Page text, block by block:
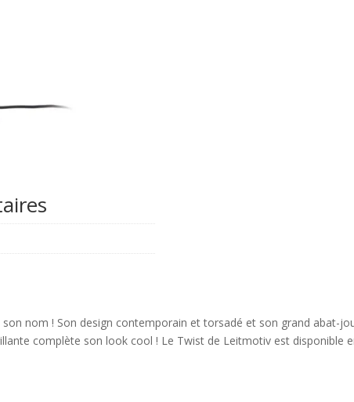
nom ! Son design contemporain et torsadé et son grand abat-
complète son look cool ! Le Twist de Leitmotiv est disponible